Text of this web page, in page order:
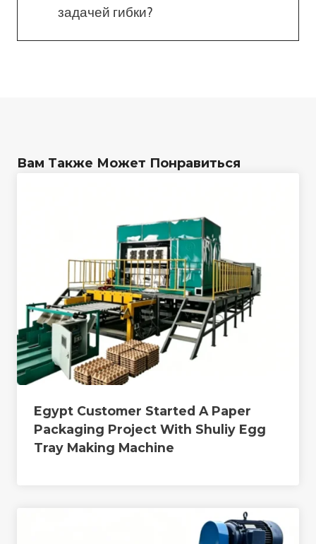
задачей гибки?
Вам Также Может Понравиться
Egypt Customer Started A Paper
Packaging Project With Shuliy Egg
Tray Making Machine